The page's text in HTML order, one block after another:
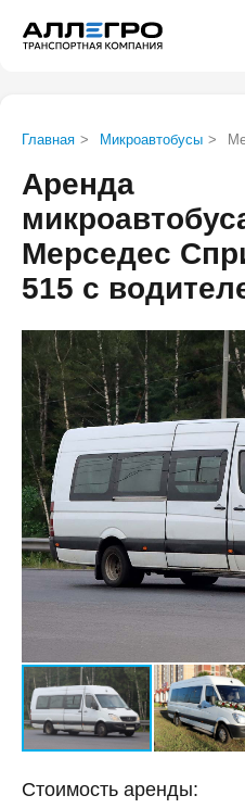
Главная > Микроавтобусы >
Аренда
Мерседес
515 с
Стоимость аренды: